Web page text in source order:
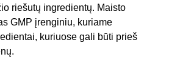
riešutų ingredientų. Maisto
GMP įrenginiu, kuriame
kuriuose gali būti prieš